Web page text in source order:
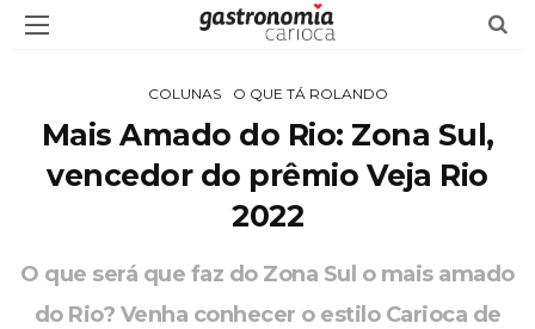
COLUNAS O QUE TÁ ROLANDO
Mais Amado do Rio: Zona Sul,
vencedor do prêmio Veja Rio
2022
O que será que faz do Zona Sul o mais amado
do Rio? Venha conhecer o estilo Carioca de